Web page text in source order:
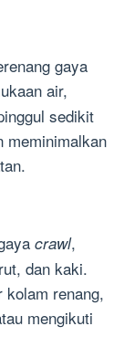
gaya
air,
sedikit
meminimalkan
crawl,
dan kaki.
kolam renang,
mengikuti